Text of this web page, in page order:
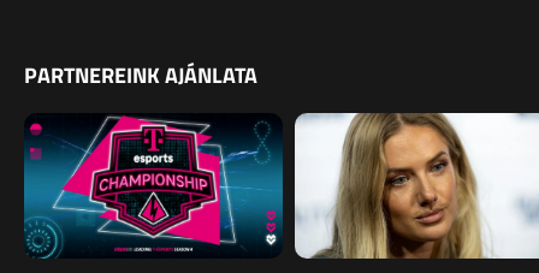
PARTNEREINK AJÁNLATA